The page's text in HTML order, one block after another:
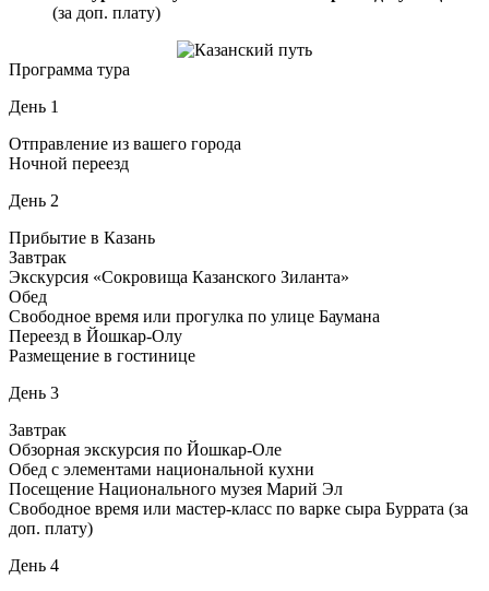
(за доп. плату)
Программа тура
День 1
Отправление из вашего города
Ночной переезд
День 2
Прибытие в Казань
Завтрак
Экскурсия «Сокровища Казанского Зиланта»
Обед
Свободное время или прогулка по улице Баумана
Переезд в Йошкар-Олу
Размещение в гостинице
День 3
Завтрак
Обзорная экскурсия по Йошкар-Оле
Обед с элементами национальной кухни
Посещение Национального музея Марий Эл
Свободное время или мастер-класс по варке сыра Буррата (за
доп. плату)
День 4